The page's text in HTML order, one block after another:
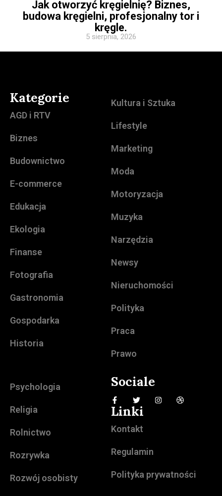
Jak otworzyć kręgielnię? Biznes,
budowa kręgielni, profesjonalny tor i
kręgle.
5 sierpnia, 2026
Kategorie
AGD i RTV
Biznes
Budownictwo
E-commerce
Edukacja
Ekologia
Finanse
Fotografia
Gastronomia
Gospodarka
Historia
Kultura i Sztuka
Lifestyle
Marketing
Moda
Motoryzacja
Muzyka
Narzędzia
Newsy
Nieruchomości
Polityka
Praca
Prawo
Psychologia
Religia
Rolnictwo
Rozrywka
Rozwój osobisty
Sociale
Linki
Kontakt
Regulamin
Polityka prywatności